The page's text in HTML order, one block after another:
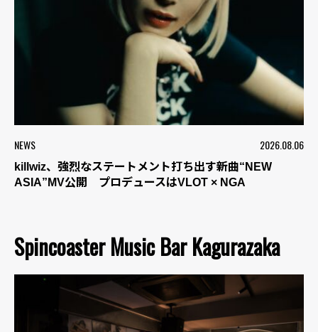
NEWS 2026.08.06
killwiz、強烈なステートメント打ち出す新曲“NEW
ASIA”MV公開 プロデュースはVLOT × NGA
Spincoaster Music Bar Kagurazaka